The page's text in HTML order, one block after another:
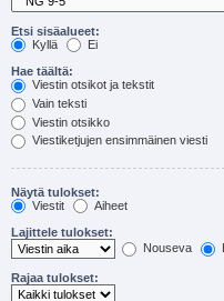
Etsi sisäalueet:
Kyllä
Ei
Hae täältä:
Viestin otsikot ja tekstit
Vain teksti
Viestin otsikko
Viestiketjujen ensimmäinen viesti
Näytä tulokset:
Viestit
Aiheet
Lajittele tulokset:
Nouseva
Rajaa tulokset: